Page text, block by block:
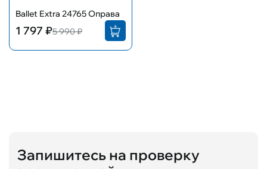
Ballet Extra 24765 Оправа
1 797 ₽5 990 ₽
Запишитесь на проверку